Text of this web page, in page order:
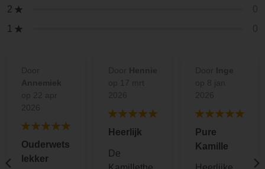
2
1
Ouderwets
lekker
Heerlijk
De
Pure
Kamille